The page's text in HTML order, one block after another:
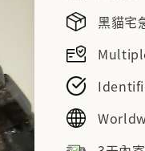
黑貓宅